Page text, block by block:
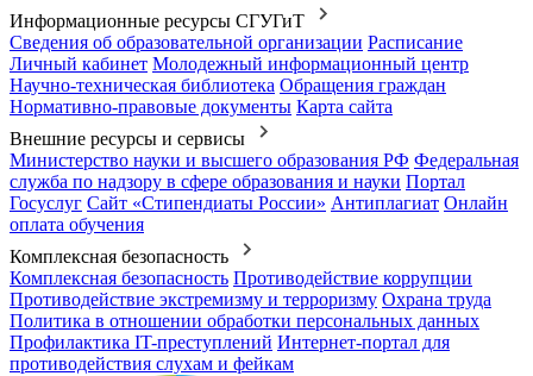
Информационные ресурсы СГУГиТ
Сведения об образовательной организации Расписание
Личный кабинет Молодежный информационный центр
Научно-техническая библиотека Обращения граждан
Нормативно-правовые документы Карта сайта
Внешние ресурсы и сервисы
Министерство науки и высшего образования РФ Федеральная
служба по надзору в сфере образования и науки Портал
Госуслуг Сайт «Стипендиаты России» Антиплагиат Онлайн
оплата обучения
Комплексная безопасность
Комплексная безопасность Противодействие коррупции
Противодействие экстремизму и терроризму Охрана труда
Политика в отношении обработки персональных данных
Профилактика IT-преступлений Интернет-портал для
противодействия слухам и фейкам